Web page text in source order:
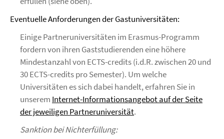
Eventuelle Anforderungen der Gastuniversitäten:
Einige Partneruniversitäten im Erasmus-Programm
fordern von ihren Gaststudierenden eine höhere
Mindestanzahl von ECTS-credits (i.d.R. zwischen 20 und
30 ECTS-credits pro Semester). Um welche
Universitäten es sich dabei handelt, erfahren Sie in
unserem Internet-Informationsangebot auf der Seite
der jeweiligen Partneruniversität.
Sanktion bei Nichterfüllung: